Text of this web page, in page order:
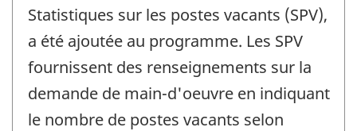
Statistiques sur les postes vacants (SPV),
a été ajoutée au programme. Les SPV
fournissent des renseignements sur la
demande de main-d'oeuvre en indiquant
le nombre de postes vacants selon